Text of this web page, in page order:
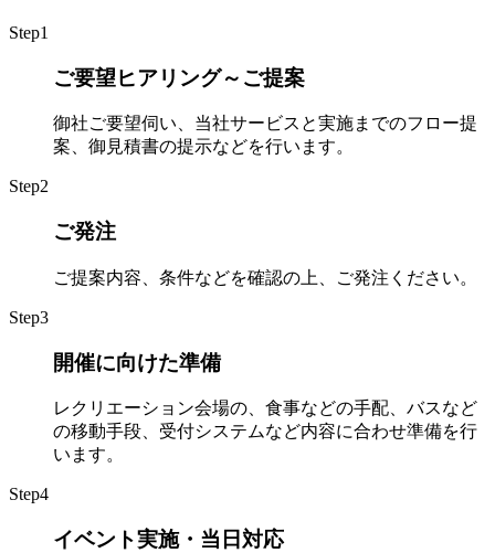
Step1
ご要望ヒアリング～ご提案
御社ご要望伺い、当社サービスと実施までのフロー提
案、御見積書の提示などを行います。
Step2
ご発注
ご提案内容、条件などを確認の上、ご発注ください。
Step3
開催に向けた準備
レクリエーション会場の、食事などの手配、バスなど
の移動手段、受付システムなど内容に合わせ準備を行
います。
Step4
イベント実施・当日対応